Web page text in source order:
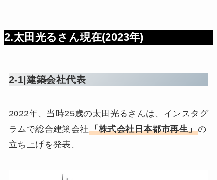
2.太田光るさん現在(2023年)
2-1|建築会社代表
2022年、当時25歳の太田光るさんは、インスタグ
ラムで総合建築会社「株式会社日本都市再生」の
立ち上げを発表。